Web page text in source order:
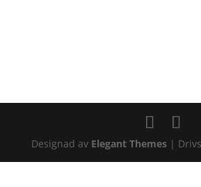
Designad av Elegant Themes|